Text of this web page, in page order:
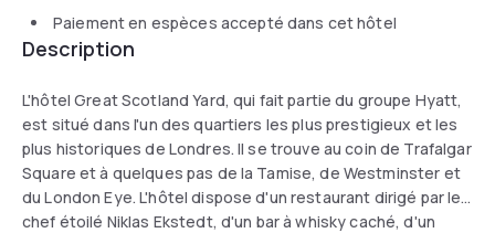
Paiement en espèces accepté dans cet hôtel
Description
L'hôtel Great Scotland Yard, qui fait partie du groupe Hyatt,
est situé dans l'un des quartiers les plus prestigieux et les
plus historiques de Londres. Il se trouve au coin de Trafalgar
Square et à quelques pas de la Tamise, de Westminster et
du London Eye. L'hôtel dispose d'un restaurant dirigé par le
chef étoilé Niklas Ekstedt, d'un bar à whisky caché, d'un